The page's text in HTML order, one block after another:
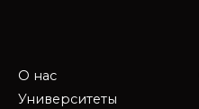
О нас
Университеты